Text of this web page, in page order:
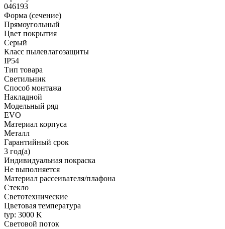
046193
Форма (сечение)
Прямоугольный
Цвет покрытия
Серый
Класс пылевлагозащиты
IP54
Тип товара
Светильник
Способ монтажа
Накладной
Модельный ряд
EVO
Материал корпуса
Металл
Гарантийный срок
3 год(а)
Индивидуальная покраска
Не выполняется
Материал рассеивателя/плафона
Стекло
Светотехнические
Цветовая температура
typ: 3000 K
Световой поток